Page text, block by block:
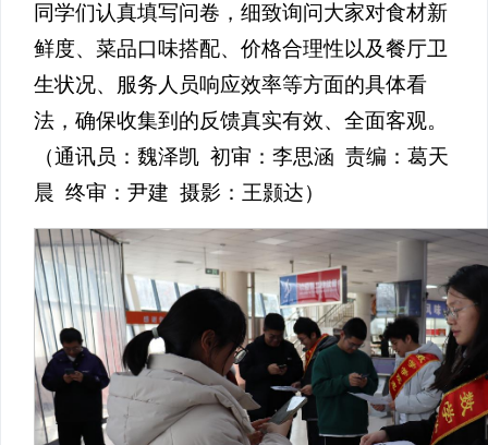
同学们认真填写问卷，细致询问大家对食材新
鲜度、菜品口味搭配、价格合理性以及餐厅卫
生状况、服务人员响应效率等方面的具体看
法，确保收集到的反馈真实有效、全面客观。
（通讯员：魏泽凯 初审：李思涵 责编：葛天
晨 终审：尹建 摄影：王颢达）